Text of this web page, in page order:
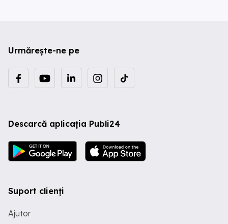
Urmărește-ne pe
Descarcă aplicația Publi24
Suport clienți
Ajutor